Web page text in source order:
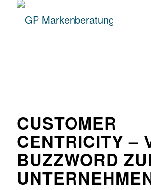
CUSTOMER
CENTRICITY –
BUZZWORD